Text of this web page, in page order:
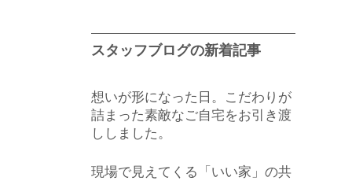
スタッフブログの新着記事
想いが形になった日。こだわりが
詰まった素敵なご自宅をお引き渡
ししました。
現場で見えてくる「いい家」の共